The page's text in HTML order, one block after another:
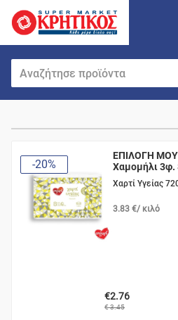
-20%
ΕΠΙΛΟΓΗ ΜΟΥ
Χαμομήλι 3φ.
Χαρτί Υγείας
3.83 €/ κιλό
€2.76
€ 3.45